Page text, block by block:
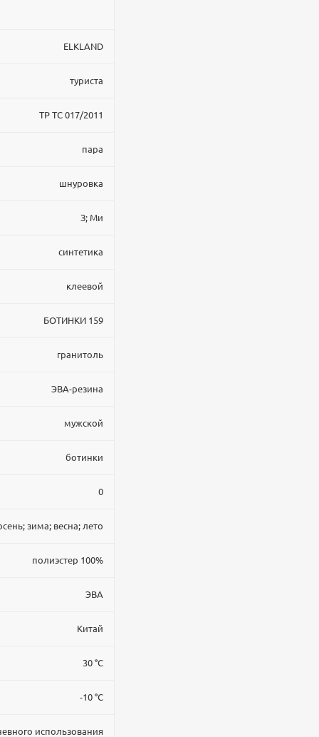
ELKLAND
туриста
ТР ТС 017/2011
пара
шнуровка
З; Ми
синтетика
клеевой
БОТИНКИ 159
гранитоль
ЭВА-резина
мужской
ботинки
0
зима; весна; лето
полиэстер 100%
ЭВА
Китай
30 °C
-10 °C
использования